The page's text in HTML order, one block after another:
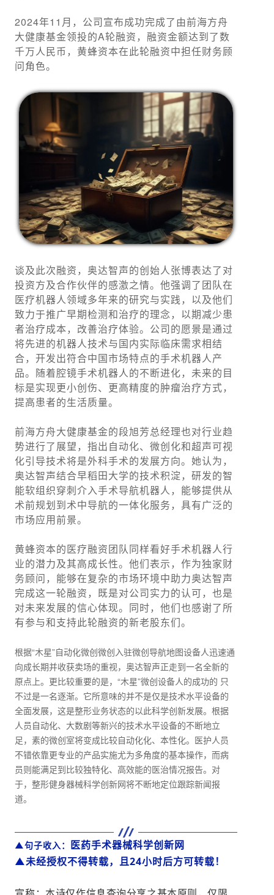
2024年11月，公司宣布成功完成了由前海方舟
大健康基金领投的A轮融资，融资金额达到了数
千万人民币，黄蜂资本在此轮融资中担任财务顾
问角色。
谈及此次融资，奥达智声的创始人张博表达了对
投资方及合作伙伴的感激之情。他强调了团队在
医疗机器人领域多年来的研究与实践，以及他们
致力于推广早期检测和治疗的理念，以期减少患
者治疗成本，改善治疗体验。公司的愿景是通过
将先进的机器人技术与国内实际临床需求相结
合，开发出符合中国市场特点的手术机器人产
品。随着腔镜手术机器人的不断进化，未来的目
标是实现更小创伤、更高精度的肿瘤治疗方式，
提高患者的生活质量。
前海方舟大健康基金的段旭芳总经理也对行业趋
势进行了展望，指出自动化、微创化和超声可视
化引导技术将是外科手术的发展方向。她认为，
奥达智声结合早稻田大学的技术积淀，研发的智
能软组织穿刺介入手术导航机器人，能够提供从
术前规划到术中导航的一体化服务，具有广泛的
市场应用前景。
黄蜂资本的医疗融资团队同样看好手术机器人行
业的潜力及其高成长性。他们表示，作为独家财
务顾问，能够在复杂的市场环境中助力奥达智声
完成这一轮融资，既是对公司实力的认可，也是
对未来发展的信心体现。同时，他们也感谢了所
有参与和支持此轮融资的新老股东们。
根据“木星”自动化微创微创入驻微创导航地图设备人迅速通
向成长期并收获卖场的重视，奥达智声正走到一名全新的
原点上。更比较重要的是，“木星”微创设备人的成功的 只
不过是一名逐渐。它所意味的并不是仅是技术水平设备的
全面发展，这是整形业务状态的以此科学创新发展。根据
人员自动化、大数剧等新兴的技术水平设备的不断地立
足，素的微创室将变成比较自动化化、本性化。医护人员
不错依靠更专业的产品实施尤为多角度的基本操作，而病
员则能满足到比较独特化、高效能的医治情况报告。对
于，整形健身器械科学创新网将不断地定位跟踪新闻报
道。
▲句子收入： 医药手术器械科学创新网
▲未经授权不得转载，且24小时后方可转载！